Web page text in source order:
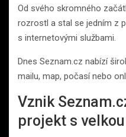
Od svého skromného
rozrostl a stal se jedním z
s internetovými službami.
Dnes Seznam.cz nabízí
mailu, map, počasí nebo
Vznik
projekt s